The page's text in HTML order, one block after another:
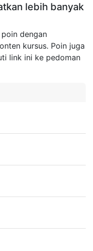
lebih banyak
dengan
kursus. Poin juga
link ini ke pedoman